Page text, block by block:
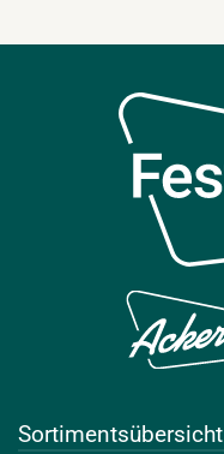
Sortimentsübersicht